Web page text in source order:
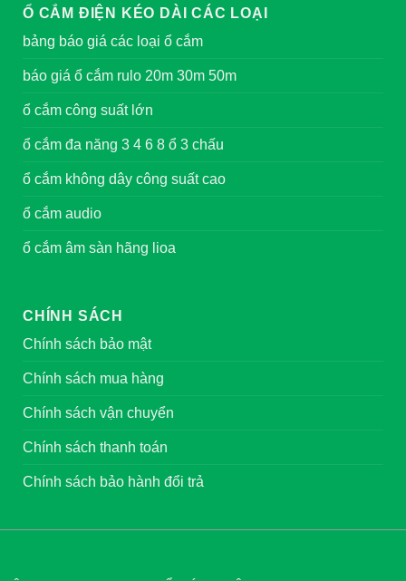
Ổ CẮM ĐIỆN KÉO DÀI CÁC LOẠI
bảng báo giá các loại ổ cắm
báo giá ổ cắm rulo 20m 30m 50m
ổ cắm công suất lớn
ổ cắm đa năng 3 4 6 8 ổ 3 chấu
ổ cắm không dây công suất cao
ổ cắm audio
ổ cắm âm sàn hãng lioa
CHÍNH SÁCH
Chính sách bảo mật
Chính sách mua hàng
Chính sách vận chuyển
Chính sách thanh toán
Chính sách bảo hành đổi trả